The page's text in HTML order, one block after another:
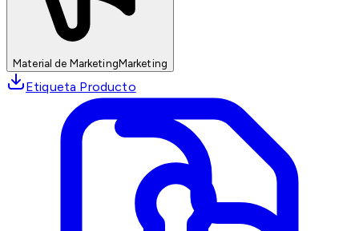
Material de MarketingMarketing
Etiqueta Producto